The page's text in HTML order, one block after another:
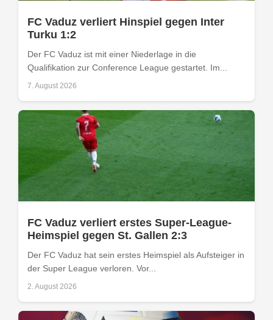
FC Vaduz verliert Hinspiel gegen Inter
Turku 1:2
Der FC Vaduz ist mit einer Niederlage in die
Qualifikation zur Conference League gestartet. Im...
7. August 2026
FC Vaduz verliert erstes Super-League-
Heimspiel gegen St. Gallen 2:3
Der FC Vaduz hat sein erstes Heimspiel als Aufsteiger in
der Super League verloren. Vor...
2. August 2026